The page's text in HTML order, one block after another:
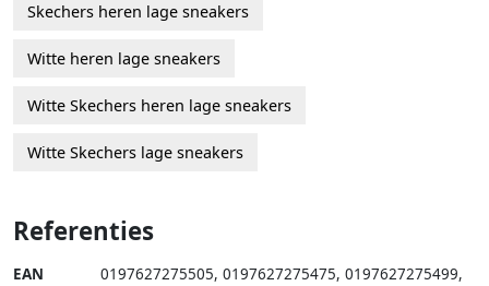
Skechers heren lage sneakers
Witte heren lage sneakers
Witte Skechers heren lage sneakers
Witte Skechers lage sneakers
Referenties
EAN 0197627275505, 0197627275475, 0197627275499,